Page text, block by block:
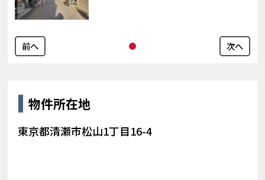
前へ 次へ
物件所在地
東京都清瀬市松山1丁目16-4